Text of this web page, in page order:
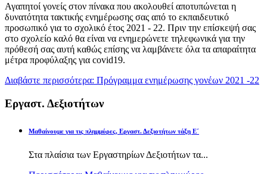
Αγαπητοί γονείς στον πίνακα που ακολουθεί αποτυπώνεται η
δυνατότητα τακτικής ενημέρωσης σας από το εκπαιδευτικό
προσωπικό για το σχολικό έτος 2021 - 22. Πριν την επίσκεψή σας
στο σχολείο καλό θα είναι να ενημερώνετε τηλεφωνικά για την
πρόθεσή σας αυτή καθώς επίσης να λαμβάνετε όλα τα απαραίτητα
μέτρα προφύλαξης για covid19.
Διαβάστε περισσότερα: Πρόγραμμα ενημέρωσης γονέων 2021 -22
Εργαστ. Δεξιοτήτων
Μαθαίνουμε για τις πλημμύρες, Εργαστ. Δεξιοτήτων τάξη Ε΄
Στα πλαίσια των Εργαστηρίων Δεξιοτήτων τα...